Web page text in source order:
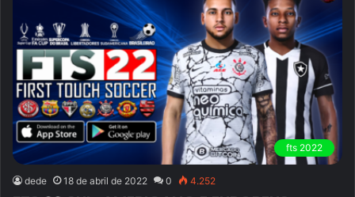
fts 2022
dede 18 de abril de 2022 0 4.252